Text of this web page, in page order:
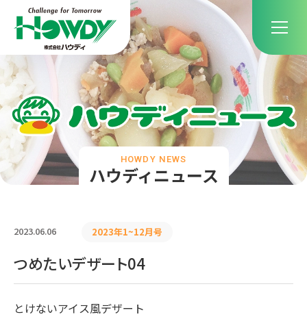
ハウディニュース
HOWDY NEWS
2023.06.06 2023年1~12月号
つめたいデザート04
とけないアイス風デザート